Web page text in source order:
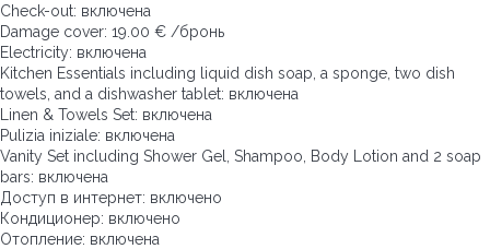
Check-out: включена
Damage cover: 19.00 € /бронь
Electricity: включена
Kitchen Essentials including liquid dish soap, a sponge, two dish
towels, and a dishwasher tablet: включена
Linen & Towels Set: включена
Pulizia iniziale: включена
Vanity Set including Shower Gel, Shampoo, Body Lotion and 2 soap
bars: включена
Доступ в интернет: включено
Кондиционер: включено
Отопление: включена